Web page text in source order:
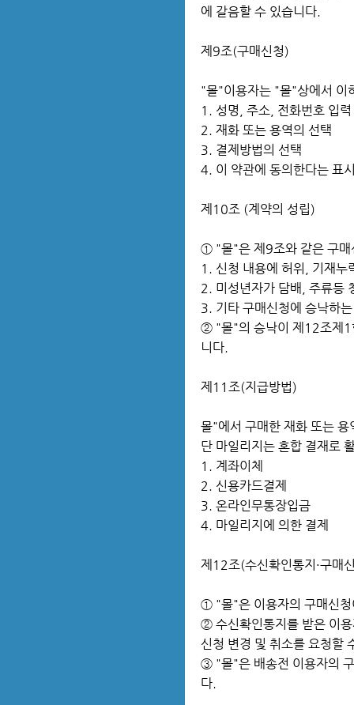
에 갈음할 수 있습니다.
제9조(구매신청)
"몰"이용자는 "몰"상에서 이
1. 성명, 주소, 전화번호 입력
2. 재화 또는 용역의 선택
3. 결제방법의 선택
4. 이 약관에 동의한다는 표
제10조 (계약의 성립)
① "몰"은 제9조와 같은 구매
1. 신청 내용에 허위, 기재누
2. 미성년자가 담배, 주류등
3. 기타 구매신청에 승낙하
② "몰"의 승낙이 제12조제1
니다.
제11조(지급방법)
몰"에서 구매한 재화 또는
단 마일리지는 혼합 결재로
1. 계좌이체
2. 신용카드결제
3. 온라인무통장입금
4. 마일리지에 의한 결제
제12조(수신확인통지·구매
① "몰"은 이용자의 구매신청
② 수신확인통지를 받은 이
신청 변경 및 취소를 요청할
③ "몰"은 배송전 이용자의
다.